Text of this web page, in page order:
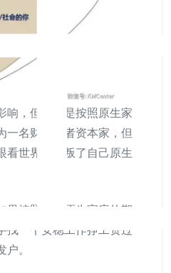
响，但如果是按照原生家
一名财主或者资本家，但
看世界却背叛了自己原生
果按照家庭原生家庭的期
找一个安稳工作挣工资过
。